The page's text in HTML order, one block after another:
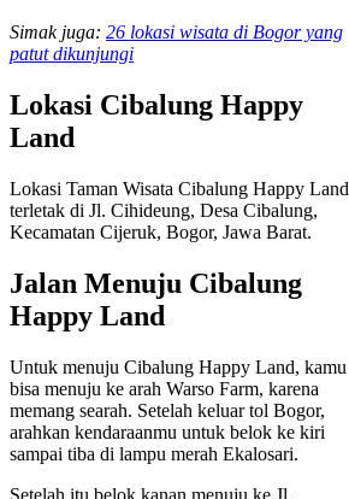
Simak juga: 26 lokasi wisata di Bogor yang
patut dikunjungi
Lokasi Cibalung Happy
Land
Lokasi Taman Wisata Cibalung Happy Land
terletak di Jl. Cihideung, Desa Cibalung,
Kecamatan Cijeruk, Bogor, Jawa Barat.
Jalan Menuju Cibalung
Happy Land
Untuk menuju Cibalung Happy Land, kamu
bisa menuju ke arah Warso Farm, karena
memang searah. Setelah keluar tol Bogor,
arahkan kendaraanmu untuk belok ke kiri
sampai tiba di lampu merah Ekalosari.
Setelah itu belok kanan menuju ke Jl.